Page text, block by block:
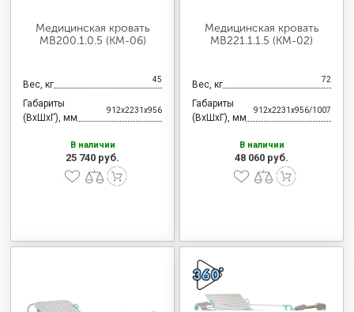
Медицинская кровать
MB200.1.0.5 (KM-06)
Вес, кг 45
Габариты
(ВхШхГ), мм
912x2231x956
В наличии
25 740 руб.
Медицинская кровать
MB221.1.1.5 (KM-02)
Вес, кг 72
Габариты
(ВхШхГ), мм
912x2231x956/1007
В наличии
48 060 руб.